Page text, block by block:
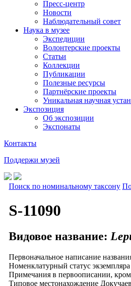
Пресс-центр
Новости
Наблюдательный совет
Наука в музее
Экспедиции
Волонтерские проекты
Статьи
Коллекции
Публикации
Полезные ресурсы
Партнёрские проекты
Уникальная научная
Экспозиция
Об экспозиции
Экспонаты
Контакты
Поддержи музей
Поиск по номинальному таксону
S-11090
Видовое название:
Первоначальное написание
Номенклатурный статус экземпляра
Примечания в первоописании,
Типовое местонахождение